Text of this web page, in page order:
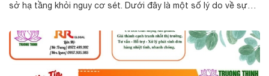
sở hạ tầng khỏi nguy cơ sét. Dưới đây là một số lý do về sự
Tin tức